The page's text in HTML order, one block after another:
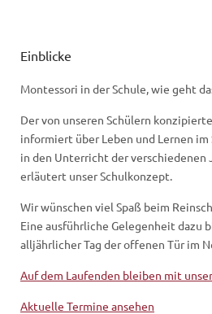
Einblicke
Montessori in der Schule, wie geht
Der von unseren Schülern
informiert über Leben und Lernen
in den Unterricht der verschiedenen
erläutert unser Schulkonzept.
Wir wünschen viel Spaß beim
Eine ausführliche Gelegenheit dazu
alljährlicher Tag der offenen Tür im
Auf dem Laufenden bleiben mit
Aktuelle Termine ansehen